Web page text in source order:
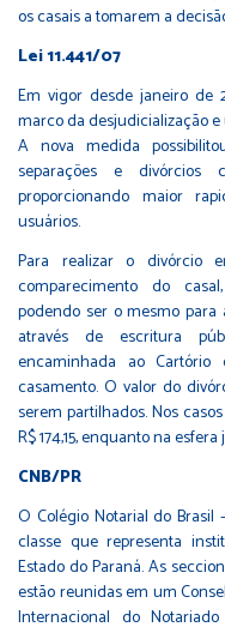
os casais a tomarem a
Lei 11.441/07
Em vigor desde janeiro de
marco da desjudicialização
A nova medida
separações e divórcios
proporcionando maior
usuários.
Para realizar o divórcio
comparecimento do
podendo ser o mesmo
através de escritura
encaminhada ao
casamento. O valor do
serem partilhados. Nos
R$ 174,15, enquanto na
CNB/PR
O Colégio Notarial do Brasil
classe que representa
Estado do Paraná. As
estão reunidas em um
Internacional do